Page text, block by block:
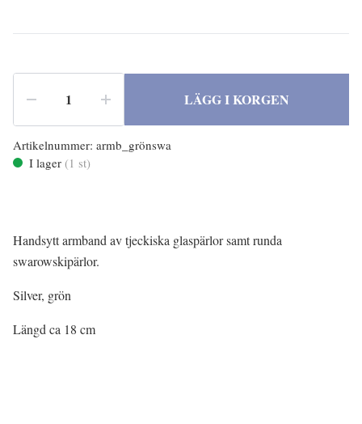
LÄGG I KORGEN
Artikelnummer: armb_grönswa
I lager (1 st)
Handsytt armband av tjeckiska glaspärlor samt runda
swarowskipärlor.
Silver, grön
Längd ca 18 cm